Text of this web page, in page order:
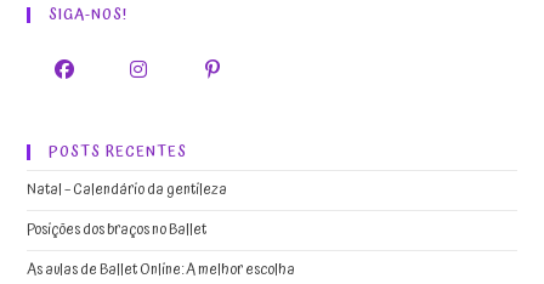
SIGA-NOS!
POSTS RECENTES
Natal – Calendário da gentileza
Posições dos braços no Ballet
As aulas de Ballet Online: A melhor escolha